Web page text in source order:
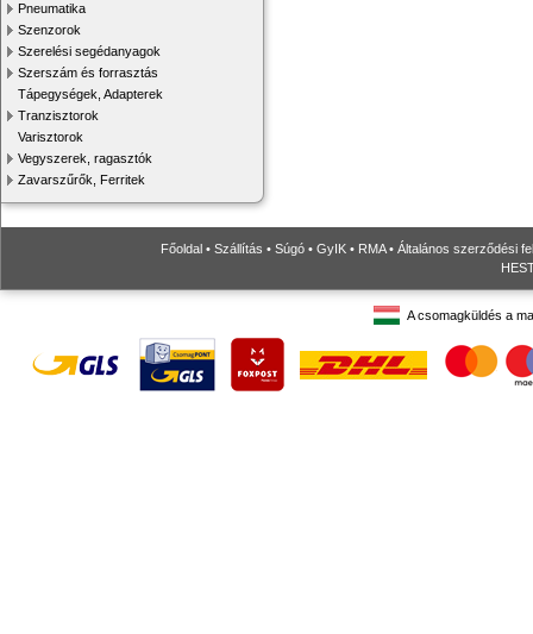
Pneumatika
Szenzorok
Szerelési segédanyagok
Szerszám és forrasztás
Tápegységek, Adapterek
Tranzisztorok
Varisztorok
Vegyszerek, ragasztók
Zavarszűrők, Ferritek
Főoldal • Szállítás • Súgó • GyIK • RMA• Általános szerződési
A csomagküldés a